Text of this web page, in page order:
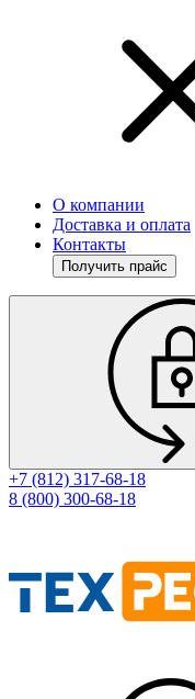
О компании
Доставка и оплата
Контакты
Получить прайс
+7 (812) 317-68-18
8 (800) 300-68-18